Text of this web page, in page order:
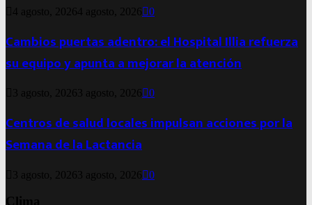
4 agosto, 20264 agosto, 2026 0
Cambios puertas adentro: el Hospital Illia refuerza
su equipo y apunta a mejorar la atención
3 agosto, 2026 3 agosto, 2026 0
Centros de salud locales impulsan acciones por la
Semana de la Lactancia
3 agosto, 2026 3 agosto, 2026 0
Clima